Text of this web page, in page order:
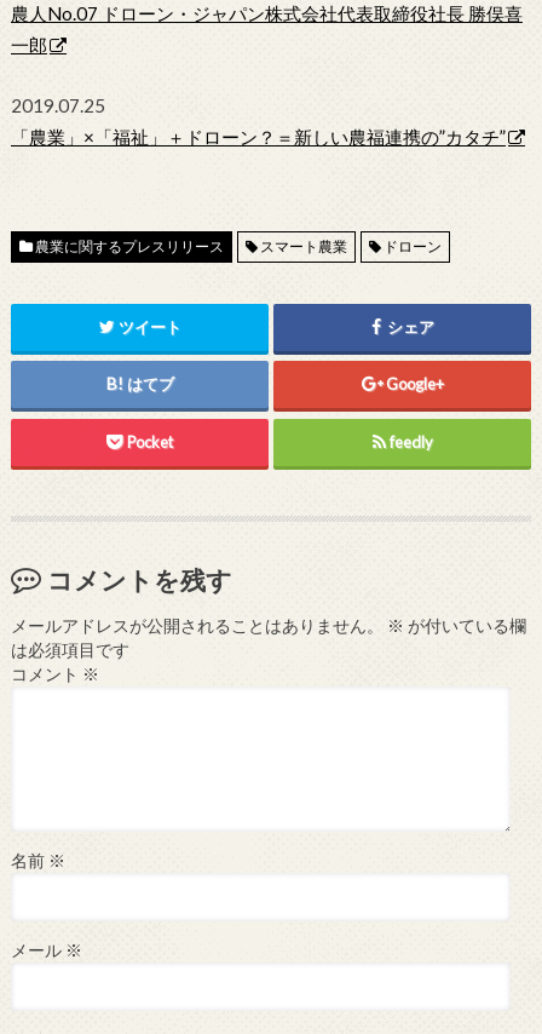
農人No.07 ドローン・ジャパン株式会社代表取締役社長 勝俣喜
一郎
2019.07.25
「農業」×「福祉」＋ドローン？＝新しい農福連携の”カタチ”
農業に関するプレスリリース スマート農業 ドローン
ツイート シェア
はてブ Google+
Pocket feedly
コメントを残す
メールアドレスが公開されることはありません。 ※ が付いている欄
は必須項目です
コメント ※
名前 ※
メール ※